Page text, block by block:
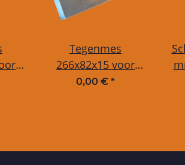
Tegenmes
266x82x15 voor
Jensen A521 XL,
0,00 € *